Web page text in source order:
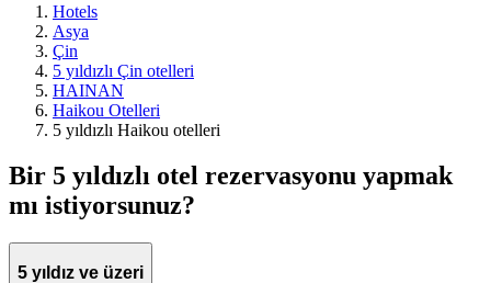
Hotels
Asya
Çin
5 yıldızlı Çin otelleri
HAINAN
Haikou Otelleri
5 yıldızlı Haikou otelleri
Bir 5 yıldızlı otel rezervasyonu yapmak
mı istiyorsunuz?
5 yıldız ve üzeri